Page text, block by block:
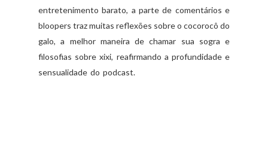
entretenimento barato, a parte de comentários e
bloopers traz muitas reflexões sobre o cocorocô do
galo, a melhor maneira de chamar sua sogra e
filosofias sobre xixi, reafirmando a profundidade e
sensualidade do podcast.